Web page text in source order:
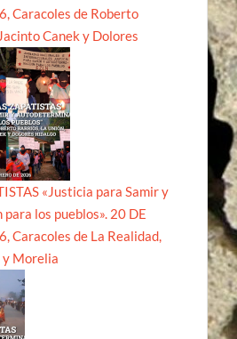
Caracoles de Roberto
Canek y Dolores
«Justicia para Samir y
los pueblos». 20 DE
Caracoles de La Realidad,
Morelia